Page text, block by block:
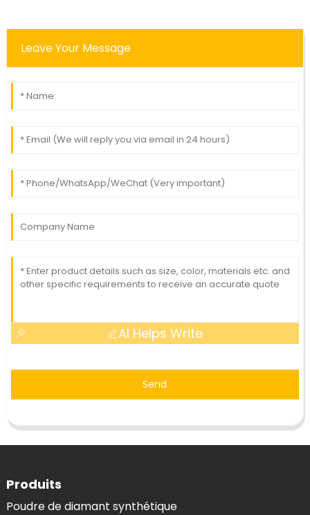
Leave Your Message
AI Helps Write
Send
Produits
Poudre de diamant synthétique